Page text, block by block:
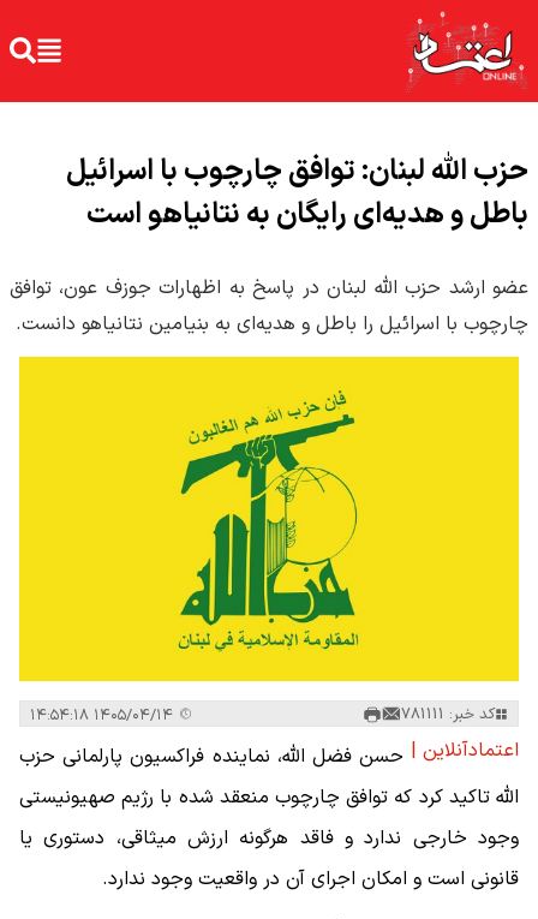
حزب الله لبنان: توافق چارچوب با اسرائیل
باطل و هدیه‌ای رایگان به نتانیاهو است
عضو ارشد حزب الله لبنان در پاسخ به اظهارات جوزف عون، توافق
چارچوب با اسرائیل را باطل و هدیه‌ای به بنیامین نتانیاهو دانست.
کد خبر: 781111
اعتمادآنلاین | حسن فضل الله، نماینده فراکسیون پارلمانی حزب
الله تاکید کرد که توافق چارچوب منعقد شده با رژیم صهیونیستی
وجود خارجی ندارد و فاقد هرگونه ارزش میثاقی، دستوری یا
قانونی است و امکان اجرای آن در واقعیت وجود ندارد.